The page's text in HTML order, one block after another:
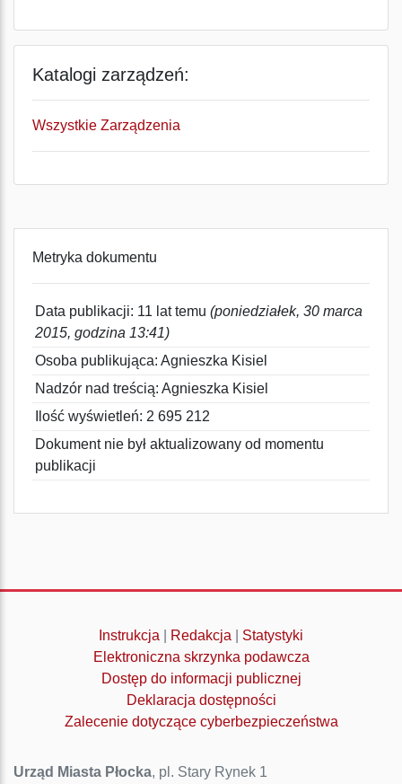
Katalogi zarządzeń:
Wszystkie Zarządzenia
Metryka dokumentu
Data publikacji: 11 lat temu (poniedziałek, 30 marca
2015, godzina 13:41)
Osoba publikująca: Agnieszka Kisiel
Nadzór nad treścią: Agnieszka Kisiel
Ilość wyświetleń: 2 695 212
Dokument nie był aktualizowany od momentu
publikacji
Instrukcja Redakcja
Statystyki
Elektroniczna skrzynka podawcza
Dostęp do informacji publicznej
Deklaracja dostępności
Zalecenie dotyczące cyberbezpieczeństwa
Urząd Miasta Płocka, pl. Stary Rynek 1